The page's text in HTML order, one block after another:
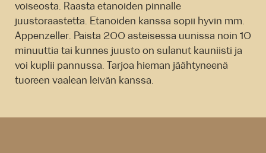
voiseosta. Raasta etanoiden pinnalle
juustoraastetta. Etanoiden kanssa sopii hyvin mm.
Appenzeller. Paista 200 asteisessa uunissa noin 10
minuuttia tai kunnes juusto on sulanut kauniisti ja
voi kuplii pannussa. Tarjoa hieman jäähtyneenä
tuoreen vaalean leivän kanssa.